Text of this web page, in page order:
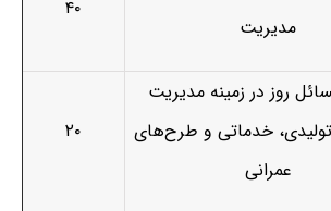
مدیریت
۴۰
روز در زمینه مدیریت
خدماتی و طرح‌­های
عمرانی
۲۰